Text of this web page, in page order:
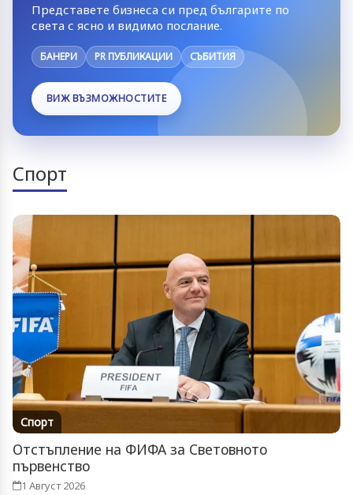
Представете бизнеса си пред българите по
света с ясно и видимо послание.
БАНЕРИ PR ПУБЛИКАЦИИ СЪБИТИЯ
ВИЖ ВЪЗМОЖНОСТИТЕ
Спорт
Спорт
Отстъпление на ФИФА за Световното
първенство
1 Август 2026